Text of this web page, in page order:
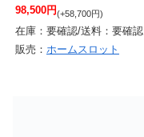
98,500円(+58,700円)
在庫：要確認/送料：要確認
販売： ホームスロット